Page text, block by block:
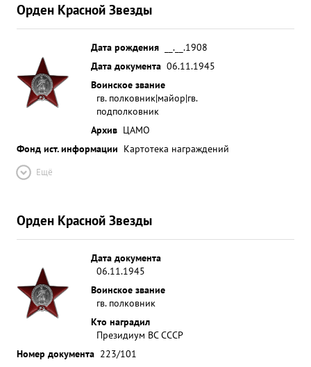
Орден Красной Звезды
Дата рождения
__.__.1908
Дата документа 06.11.1945
Воинское звание
гв. полковник|майор|гв.
подполковник
Архив ЦАМО
Фонд ист. информации Картотека награждений
Ещё
Орден Красной Звезды
Дата документа
06.11.1945
Воинское звание
гв. полковник
Кто наградил
Президиум ВС СССР
Номер документа 223/101